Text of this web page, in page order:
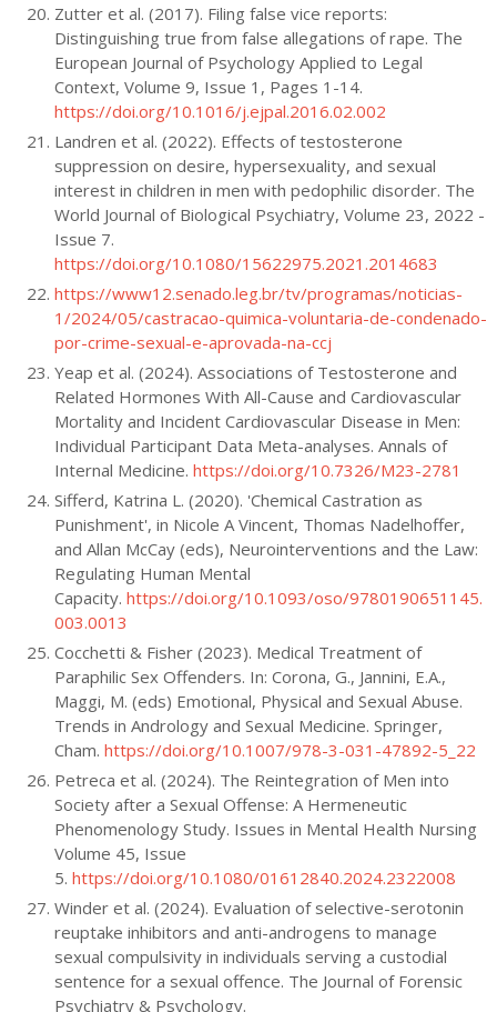
Zutter et al. (2017). Filing false vice reports:
Distinguishing true from false allegations of rape. The
European Journal of Psychology Applied to Legal
Context, Volume 9, Issue 1, Pages 1-14.
https://doi.org/10.1016/j.ejpal.2016.02.002
Landren et al. (2022). Effects of testosterone
suppression on desire, hypersexuality, and sexual
interest in children in men with pedophilic disorder. The
World Journal of Biological Psychiatry, Volume 23, 2022 -
Issue 7.
https://doi.org/10.1080/15622975.2021.2014683
https://www12.senado.leg.br/tv/programas/noticias-
1/2024/05/castracao-quimica-voluntaria-de-condenado-
por-crime-sexual-e-aprovada-na-ccj
Yeap et al. (2024). Associations of Testosterone and
Related Hormones With All-Cause and Cardiovascular
Mortality and Incident Cardiovascular Disease in Men:
Individual Participant Data Meta-analyses. Annals of
Internal Medicine. https://doi.org/10.7326/M23-2781
Sifferd, Katrina L. (2020). 'Chemical Castration as
Punishment', in Nicole A Vincent, Thomas Nadelhoffer,
and Allan McCay (eds), Neurointerventions and the Law:
Regulating Human Mental
Capacity. https://doi.org/10.1093/oso/9780190651145.
003.0013
Cocchetti & Fisher (2023). Medical Treatment of
Paraphilic Sex Offenders. In: Corona, G., Jannini, E.A.,
Maggi, M. (eds) Emotional, Physical and Sexual Abuse.
Trends in Andrology and Sexual Medicine. Springer,
Cham. https://doi.org/10.1007/978-3-031-47892-5_22
Petreca et al. (2024). The Reintegration of Men into
Society after a Sexual Offense: A Hermeneutic
Phenomenology Study. Issues in Mental Health Nursing
Volume 45, Issue
5. https://doi.org/10.1080/01612840.2024.2322008
Winder et al. (2024). Evaluation of selective-serotonin
reuptake inhibitors and anti-androgens to manage
sexual compulsivity in individuals serving a custodial
sentence for a sexual offence. The Journal of Forensic
Psychiatry & Psychology.